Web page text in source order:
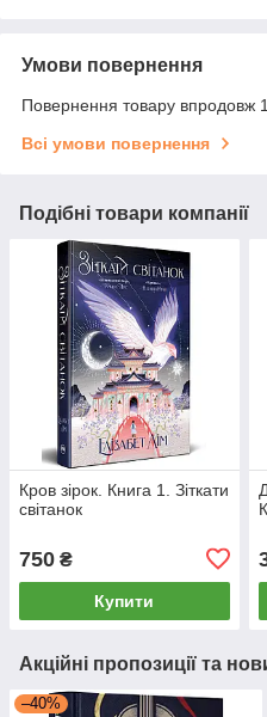
Умови повернення
Повернення товару впродовж
Всі умови повернення
Подібні товари компанії
Кров зірок. Книга 1. Зіткати
світанок
750 ₴
Купити
Акційні пропозиції та
–40%